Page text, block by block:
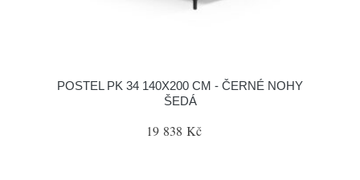
POSTEL PK 34 140X200 CM - ČERNÉ NOHY
ŠEDÁ
19 838 Kč